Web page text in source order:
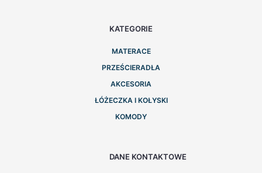
KATEGORIE
MATERACE
PRZEŚCIERADŁA
AKCESORIA
ŁÓŻECZKA I KOŁYSKI
KOMODY
DANE KONTAKTOWE